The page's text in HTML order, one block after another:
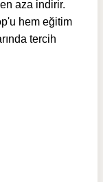
aza indirir.
hem eğitim
tercih